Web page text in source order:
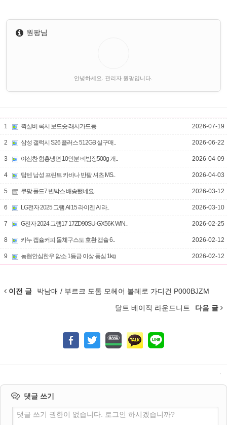
원팡님
안녕하세요. 관리자 원팡입니다.
1 퀵실버 록시 보드숏 래시가드등 2026-07-19
2 삼성 갤럭시 S26 플러스 512GB 실구매.. 2026-06-22
3 야심찬 함흥냉면 10인분 비빔장500g 개.. 2026-04-09
4 탑텐 남성 프린트 카바나 반팔 셔츠 MS.. 2026-04-03
5 쿠팡 폴드7 빈박스 배송됐네요. 2026-03-12
6 LG전자 2025 그램 AI 15 라이젠 AI 라.. 2026-03-10
7 G전자 2024 그램17 17ZD90SU-GX56K WIN.. 2026-02-25
8 카누 캡슐커피 돌체구스토 호환 캡슐 6.. 2026-02-12
9 농협안심한우 암소 1등급 이상 등심 1kg 2026-02-12
이전 글 박남매 / 부르크 도톰 모헤어 볼레로 가디건 P000BJZM
달트 베이직 라운드니트 다음 글
댓글 쓰기
댓글 쓰기 권한이 없습니다. 로그인 하시겠습니까?